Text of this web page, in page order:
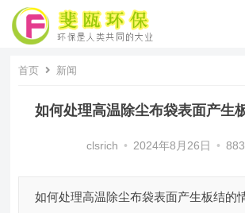
首页 新闻
如何处理高温除尘布袋表面产生
clsrich • 2024年8月26日 • 883
如何处理高温除尘布袋表面产生板结的